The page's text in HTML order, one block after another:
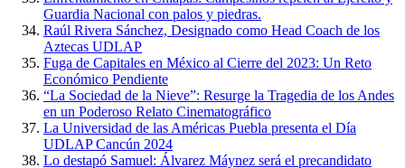
Guardia Nacional con palos y piedras.
Raúl Rivera Sánchez, Designado como Head Coach de los
Aztecas UDLAP
Fuga de Capitales en México al Cierre del 2023: Un Reto
Económico Pendiente
“La Sociedad de la Nieve”: Resurge la Tragedia de los Andes
en un Poderoso Relato Cinematográfico
La Universidad de las Américas Puebla presenta el Día
UDLAP Cancún 2024
Lo destapó Samuel: Álvarez Máynez será el precandidato